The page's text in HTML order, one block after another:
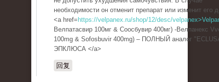
необходимости он отменит препарат или изменит его
<a href= https://velpanex.ru/shop/12/desc/
Велпатасвир 100мг & Соосбувир 400мг) -Велпанекс
100mg & Sofosbuvir 400mg) – ПОЛНЫЙ аналог
ЭПКЛЮСА </a>
回复